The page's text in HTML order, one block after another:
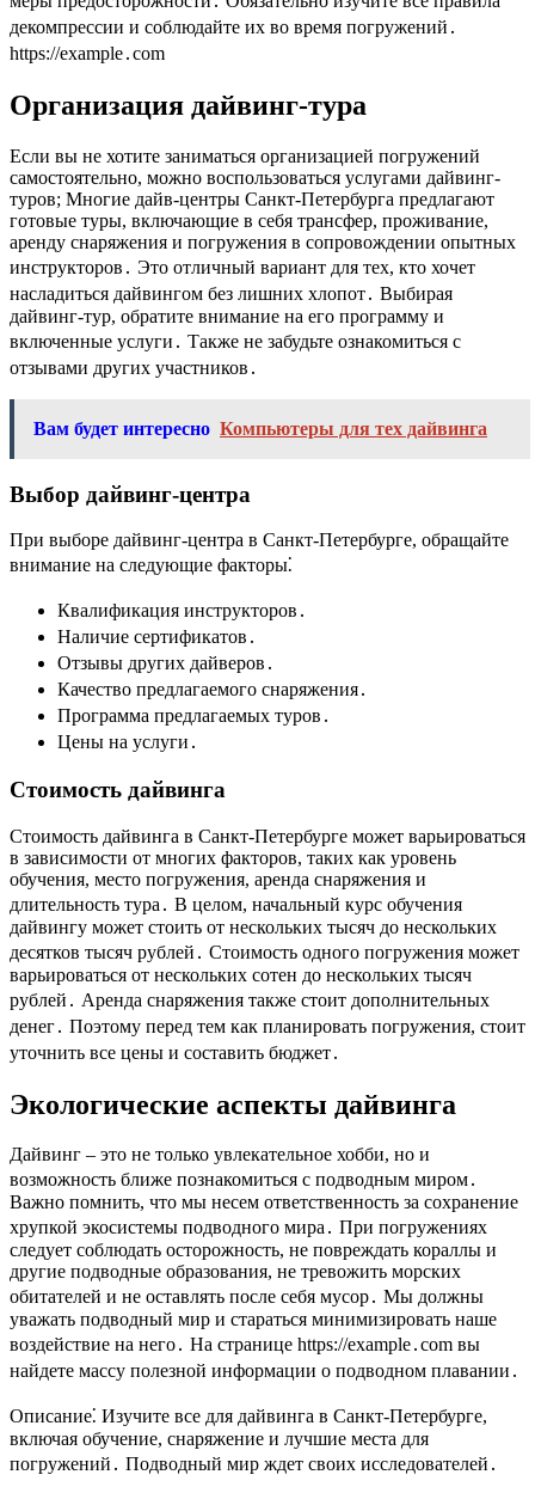
декомпрессии и соблюдайте их во время погружений․
https://example․com
Организация дайвинг-тура
Если вы не хотите заниматься организацией погружений
самостоятельно, можно воспользоваться услугами дайвинг-
туров; Многие дайв-центры Санкт-Петербурга предлагают
готовые туры, включающие в себя трансфер, проживание,
аренду снаряжения и погружения в сопровождении опытных
инструкторов․ Это отличный вариант для тех, кто хочет
насладиться дайвингом без лишних хлопот․ Выбирая
дайвинг-тур, обратите внимание на его программу и
включенные услуги․ Также не забудьте ознакомиться с
отзывами других участников․
Вам будет интересно Компьютеры для тех дайвинга
Выбор дайвинг-центра
При выборе дайвинг-центра в Санкт-Петербурге, обращайте
внимание на следующие факторы⁚
Квалификация инструкторов․
Наличие сертификатов․
Отзывы других дайверов․
Качество предлагаемого снаряжения․
Программа предлагаемых туров․
Цены на услуги․
Стоимость дайвинга
Стоимость дайвинга в Санкт-Петербурге может варьироваться
в зависимости от многих факторов, таких как уровень
обучения, место погружения, аренда снаряжения и
длительность тура․ В целом, начальный курс обучения
дайвингу может стоить от нескольких тысяч до нескольких
десятков тысяч рублей․ Стоимость одного погружения может
варьироваться от нескольких сотен до нескольких тысяч
рублей․ Аренда снаряжения также стоит дополнительных
денег․ Поэтому перед тем как планировать погружения, стоит
уточнить все цены и составить бюджет․
Экологические аспекты дайвинга
Дайвинг – это не только увлекательное хобби, но и
возможность ближе познакомиться с подводным миром․
Важно помнить, что мы несем ответственность за сохранение
хрупкой экосистемы подводного мира․ При погружениях
следует соблюдать осторожность, не повреждать кораллы и
другие подводные образования, не тревожить морских
обитателей и не оставлять после себя мусор․ Мы должны
уважать подводный мир и стараться минимизировать наше
воздействие на него․ На странице https://example․com вы
найдете массу полезной информации о подводном плавании․
Описание⁚ Изучите все для дайвинга в Санкт-Петербурге,
включая обучение, снаряжение и лучшие места для
погружений․ Подводный мир ждет своих исследователей․